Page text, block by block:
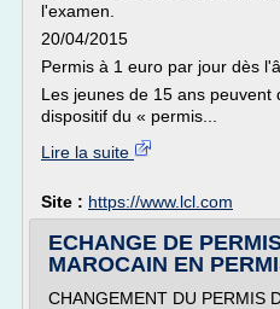
l'examen.
20/04/2015
Permis à 1 euro par jour dès
Les jeunes de 15 ans peuvent
dispositif du « permis...
Lire la suite
Site : https://www.lcl.com
ECHANGE DE
MAROCAIN EN
CHANGEMENT DU PERMIS